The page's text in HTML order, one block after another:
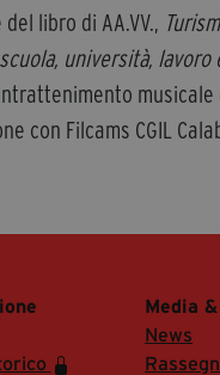
libro di AA.VV.,
università,
musicale
con Filcams CGIL
Media
News